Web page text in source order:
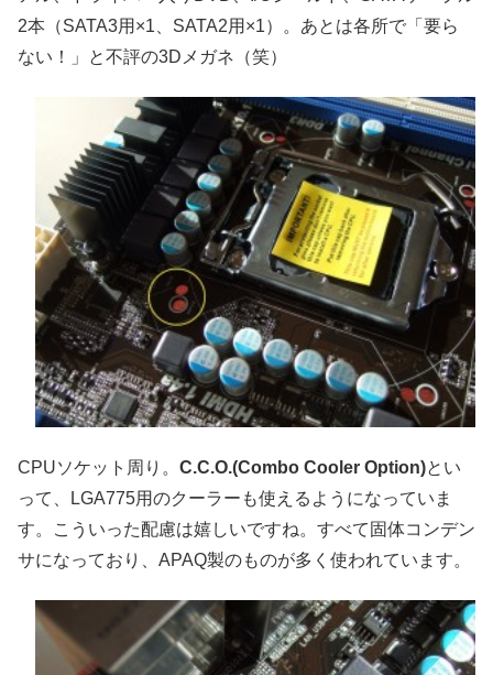
2本（SATA3用×1、SATA2用×1）。あとは各所で「要ら
ない！」と不評の3Dメガネ（笑）
CPUソケット周り。 C.C.O.(Combo Cooler Option)とい
って、LGA775用のクーラーも使えるようになっていま
す。こういった配慮は嬉しいですね。すべて固体コンデン
サになっており、APAQ製のものが多く使われています。